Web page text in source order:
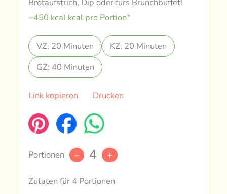
~450 kcal kcal pro Portion*
VZ: 20 Minuten
KZ: 20 Minuten
GZ: 40 Minuten
Link kopieren Drucken
Portionen – 4 +
Zutaten für 4 Portionen